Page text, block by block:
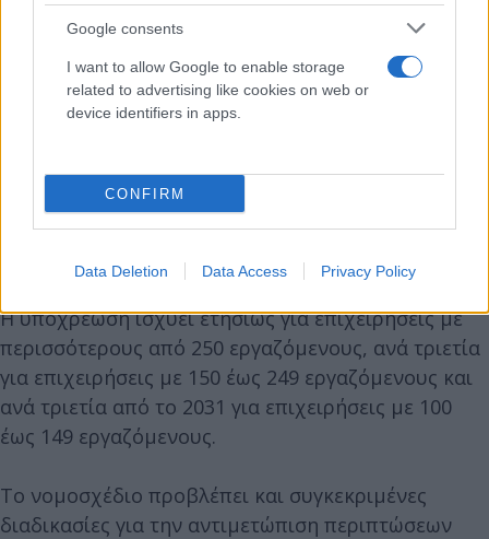
Google consents
I want to allow Google to enable storage
related to advertising like cookies on web or
device identifiers in apps.
CONFIRM
Data Deletion Data Access Privacy Policy
– το μισθολογικό χάσμα μεταξύ ανδρών και
– το μισθολογικό χάσμα στα bonus,
– το διάμεσο μισθολογικό χάσμα και
– το μισθολογικό χάσμα ανά κατηγορία
Η υποχρέωση ισχύει ετησίως για επιχειρήσεις με
περισσότερους από 250 εργαζόμενους, ανά τριετία
για επιχειρήσεις με 150 έως 249 εργαζόμενους και
ανά τριετία από το 2031 για επιχειρήσεις με 100
έως 149 εργαζόμενους.
Το νομοσχέδιο προβλέπει και συγκεκριμένες
διαδικασίες για την αντιμετώπιση περιπτώσεων